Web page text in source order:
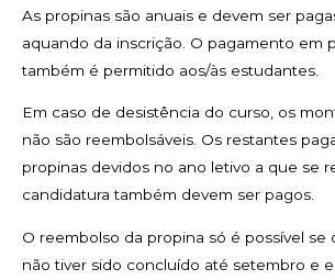
As propinas são anuais e devem ser
aquando da inscrição. O pagamento em
também é permitido aos/às estudantes.
Em caso de desistência do curso, os
não são reembolsáveis. Os restantes
propinas devidos no ano letivo a que se
candidatura também devem ser pagos.
O reembolso da propina só é possível se
não tiver sido concluído até setembro e